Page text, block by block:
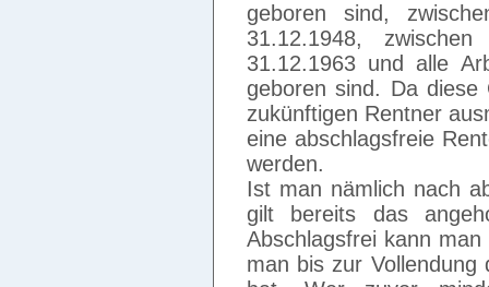
geboren sind,
31.12.1948,
31.12.1963 und alle
geboren sind. Da
zukünftigen Rentner
eine abschlagsfreie
werden.
Ist man nämlich nach
gilt bereits das
Abschlagsfrei kann
man bis zur Vollendung